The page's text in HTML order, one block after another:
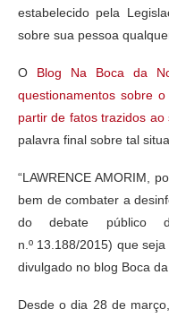
estabelecido pela
sobre sua pessoa
O Blog Na Boca da
questionamentos sobre
partir de fatos trazidos ao
palavra final sobre tal
“LAWRENCE AMORIM,
bem de combater a
do debate público
n.º 13.188/2015) que
divulgado no blog Boca
Desde o dia 28 de